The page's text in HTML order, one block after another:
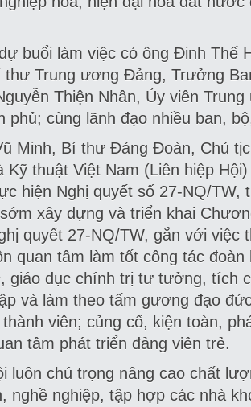
buổi làm việc có ông Đinh Thế
thư Trung ương Đảng, Trưởng
Thiện Nhân, Ủy viên
phủ; cùng lãnh đạo nhiều ban,
Minh, Bí thư Đảng Đoàn, Chủ
Kỹ thuật Việt Nam (Liên hiệp
hiện Nghị quyết số 27-NQ/TW,
xây dựng và triển khai
quyết 27-NQ/TW, gắn với việc
quan tâm làm tốt công tác
giáo dục chính trị tư tưởng, tích
và làm theo tấm gương đạo
viên; củng cố, kiện toàn,
tâm phát triển đảng viên trẻ.
luôn chú trọng nâng cao chất
nghề nghiệp, tập hợp các nhà